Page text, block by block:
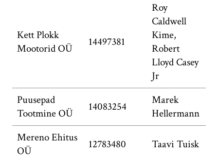
Kett Plokk
Mootorid OÜ
14497381
Roy
Caldwell
Kime,
Robert
Lloyd Casey
Jr
Puusepad
Tootmine OÜ
14083254
Marek
Hellermann
Mereno Ehitus
OÜ
12783480 Taavi Tuisk